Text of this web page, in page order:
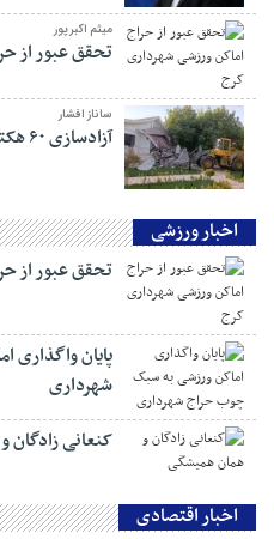
میثم اکبرپور
تحقق عبور از
ساناز افشار
آزادسازی ۶۰ هکتار اراضی زراعی از چنگ ویلاسازان
اخبار ورزشی
تحقق عبور از
پایان
شهرداری
کنعانی
اخبار اقتصادی